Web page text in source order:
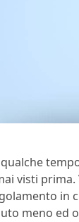
visti
meno ed